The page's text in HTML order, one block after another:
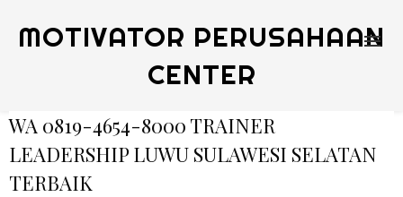
MOTIVATOR PERUSAHAAN
CENTER
WA 0819-4654-8000 TRAINER
LEADERSHIP LUWU SULAWESI SELATAN
TERBAIK